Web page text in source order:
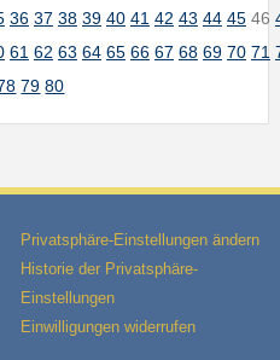
36 37 38 39 40 41 42 43 44 4546
61 62 63 64 65 66 67 68 69 70 71
79 80
Privatsphäre-Einstellungen ändern
Historie der Privatsphäre-
Einstellungen
Einwilligungen widerrufen